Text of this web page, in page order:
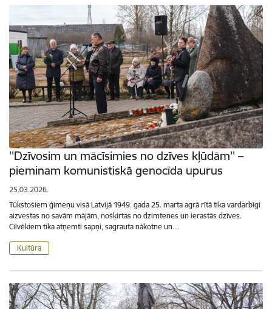
''Dzīvosim un mācīsimies no dzīves kļūdām'' –
pieminam komunistiskā genocīda upurus
25.03.2026.
Tūkstošiem ģimeņu visā Latvijā 1949. gada 25. marta agrā rītā tika vardarbīgi
aizvestas no savām mājām, nošķirtas no dzimtenes un ierastās dzīves.
Cilvēkiem tika atņemti sapņi, sagrauta nākotne un…
Kultūra